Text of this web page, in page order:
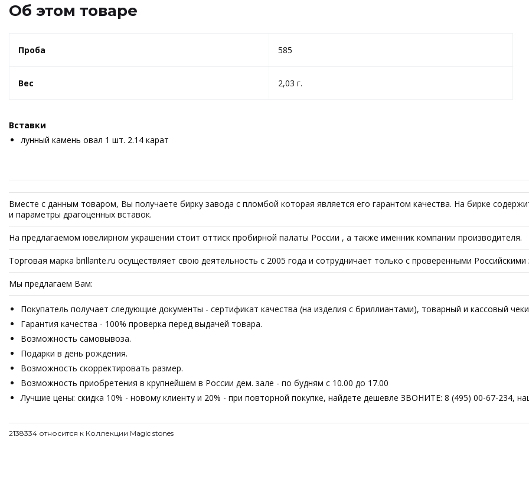
Об этом товаре
Проба 585
Вес 2,03 г.
Вставки
лунный камень овал 1 шт. 2.14 карат
Вместе с данным товаром, Вы получаете бирку завода с пломбой которая является его гарантом качества. На бирке
и параметры драгоценных вставок.
На предлагаемом ювелирном украшении стоит оттиск пробирной палаты России , а также именник компании производителя.
Торговая марка brillante.ru осуществляет свою деятельность с 2005 года и сотрудничает только с проверенными Российскими
Мы предлагаем Вам:
Покупатель получает следующие документы - сертификат качества (на изделия с бриллиантами), товарный и кассовый
Гарантия качества - 100% проверка перед выдачей товара.
Возможность самовывоза.
Подарки в день рождения.
Возможность скорректировать размер.
Возможность приобретения в крупнейшем в России дем. зале - по будням с 10.00 до 17.00
Лучшие цены: скидка 10% - новому клиенту и 20% - при повторной покупке, найдете дешевле ЗВОНИТЕ: 8 (495) 00-67-234,
2138334 относится к Коллекции Magic stones